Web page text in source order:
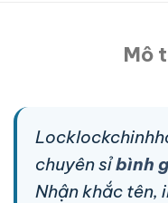
Mô
chuyên sỉbình
Nhận khắc tên,